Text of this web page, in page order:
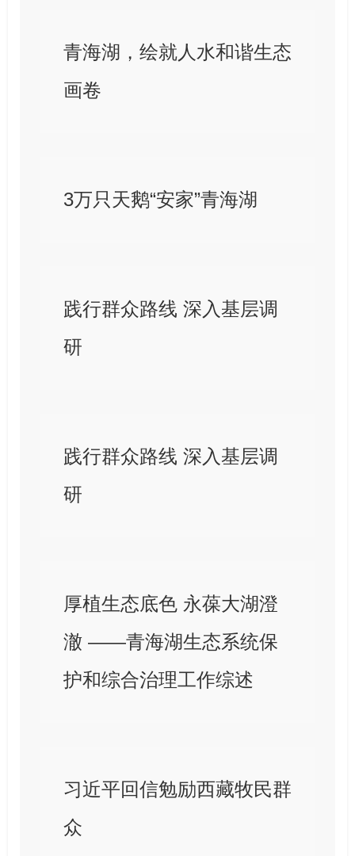
青海湖，绘就人水和谐生态
画卷
3万只天鹅“安家”青海湖
践行群众路线 深入基层调
研
践行群众路线 深入基层调
研
厚植生态底色 永葆大湖澄
澈 ——青海湖生态系统保
护和综合治理工作综述
习近平回信勉励西藏牧民群
众